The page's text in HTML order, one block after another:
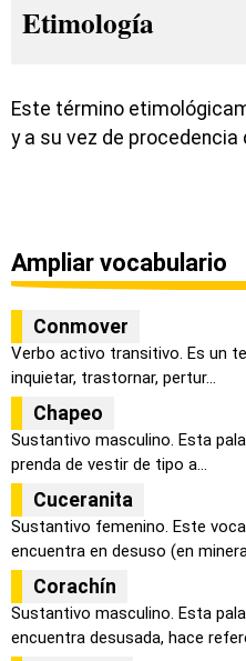
Etimología
Este término
y a su vez de procedencia
Ampliar vocabulario
Conmover
Verbo activo transitivo. Es un
inquietar, trastornar, pertur...
Chapeo
Sustantivo masculino. Esta
prenda de vestir de tipo a...
Cuceranita
Sustantivo femenino. Este
encuentra en desuso (en
Corachín
Sustantivo masculino. Esta
encuentra desusada, hace